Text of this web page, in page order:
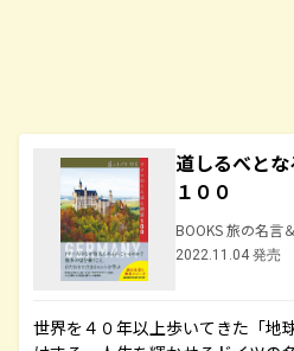
道しるべと
１００
BOOKS 旅の名言
2022.11.04 発売
世界を４０年以上歩いてきた「地